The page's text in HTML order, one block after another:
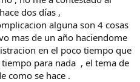
dos días ,
alguna son 4 cosas
mas de un año haciendome
en el poco tiempo que
para nada , el tema de
como se hace .